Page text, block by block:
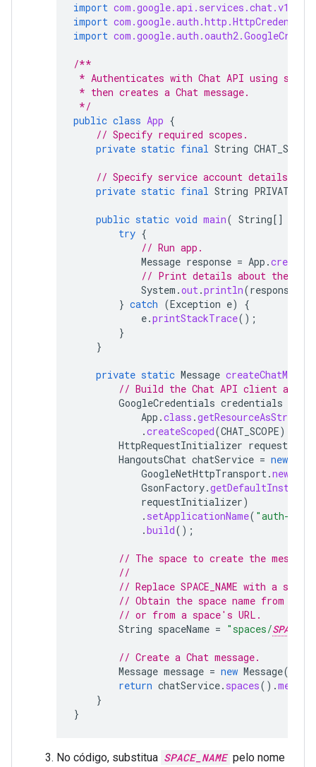
import
import
import
/**
* Authenticates with Chat API using
* then creates a Chat message.
*/
public class App {
// Specify required scopes.
private static final String CHAT_SCOPE
// Specify service account details.
private static final String
public static void main( String[]
try {
// Run app.
Message response = App .
// Print details about the
System .out.println(response
} catch (Exception e)
{
e.printStackTrace();
}
}
private static Message
// Build the Chat API client and
GoogleCredentials credentials
App .class .getResourceAsStream
.createScoped(CHAT_SCOPE);
HttpRequestInitializer
HangoutsChat chatService = new
GoogleNetHttpTransport.
GsonFactory.getDefaultInstance
requestInitializer)
. setApplicationName( "auth-
.build();
// The space to create the
//
// Replace SPACE_NAME with a space
// Obtain the space name from the
// or from a space's URL.
String spaceName = "spaces/
// Create a Chat message.
Message message = new Message().
return chatService. spaces().
}
}
No código, substitua SPACE_NAME pelo nome